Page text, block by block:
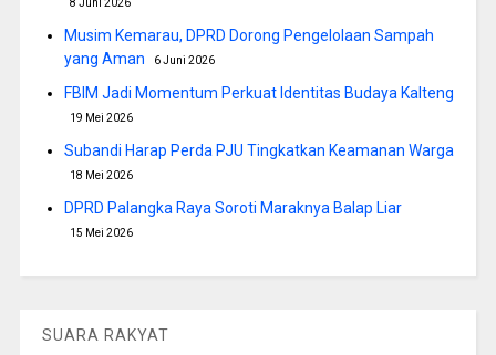
8 Juni 2026
Musim Kemarau, DPRD Dorong Pengelolaan Sampah
yang Aman
6 Juni 2026
FBIM Jadi Momentum Perkuat Identitas Budaya Kalteng
19 Mei 2026
Subandi Harap Perda PJU Tingkatkan Keamanan Warga
18 Mei 2026
DPRD Palangka Raya Soroti Maraknya Balap Liar
15 Mei 2026
SUARA RAKYAT